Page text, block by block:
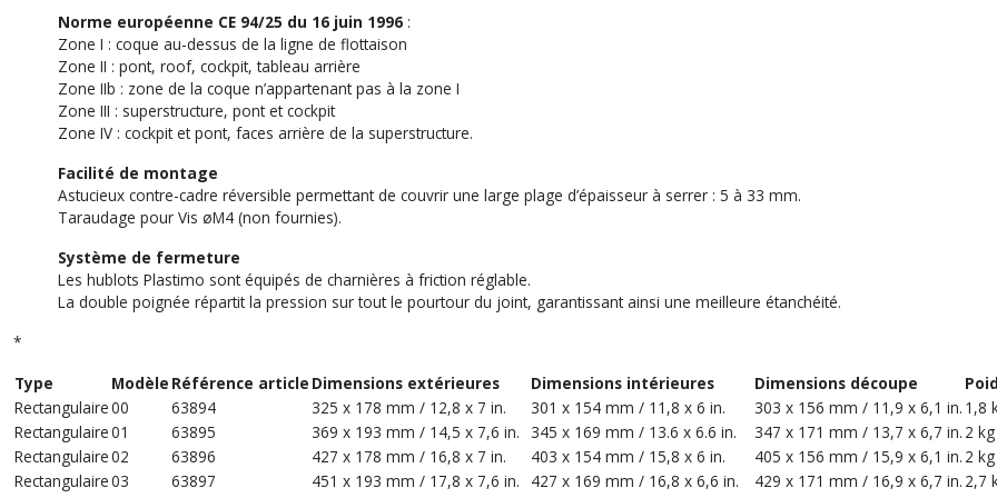
Norme européenne CE 94/25 du 16 juin 1996 :
Zone I : coque au-dessus de la ligne de flottaison
Zone II : pont, roof, cockpit, tableau arrière
Zone IIb : zone de la coque n’appartenant pas à la zone I
Zone III : superstructure, pont et cockpit
Zone IV : cockpit et pont, faces arrière de la superstructure.
Facilité de montage
Astucieux contre-cadre réversible permettant de couvrir une large plage d’épaisseur à serrer : 5 à 33 mm.
Taraudage pour Vis øM4 (non fournies).
Système de fermeture
Les hublots Plastimo sont équipés de charnières à friction réglable.
La double poignée répartit la pression sur tout le pourtour du joint, garantissant ainsi une meilleure étanchéité.
*
Type
Modèle Référence article Dimensions extérieures Dimensions intérieures Dimensions découpe
Rectangulaire00 63894 325 x 178 mm / 12,8 x 7 in. 301 x 154 mm / 11,8 x 6 in. 303 x 156 mm / 11,9 x 6,1 in. 1,8
Rectangulaire01 63895 369 x 193 mm / 14,5 x 7,6 in. 345 x 169 mm / 13.6 x 6.6 in. 347 x 171 mm / 13,7 x 6,7 in. 2 kg
Rectangulaire02 63896 427 x 178 mm / 16,8 x 7 in. 403 x 154 mm / 15,8 x 6 in. 405 x 156 mm / 15,9 x 6,1 in. 2 kg
Rectangulaire03 63897 451 x 193 mm / 17,8 x 7,6 in. 427 x 169 mm / 16,8 x 6,6 in. 429 x 171 mm / 16,9 x 6,7 in. 2,7